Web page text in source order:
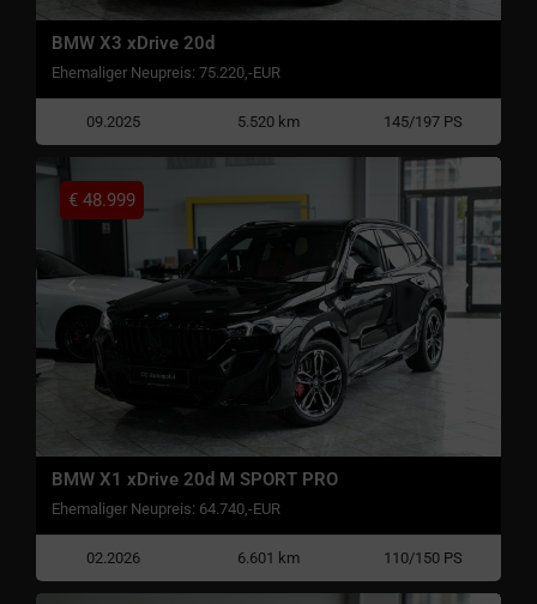
BMW X3 xDrive 20d
Ehemaliger Neupreis: 75.220,-EUR
09.2025 5.520 km 145/197 PS
BMW X1 xDrive 20d M SPORT PRO
Ehemaliger Neupreis: 64.740,-EUR
€ 48.999
02.2026 6.601 km 110/150 PS